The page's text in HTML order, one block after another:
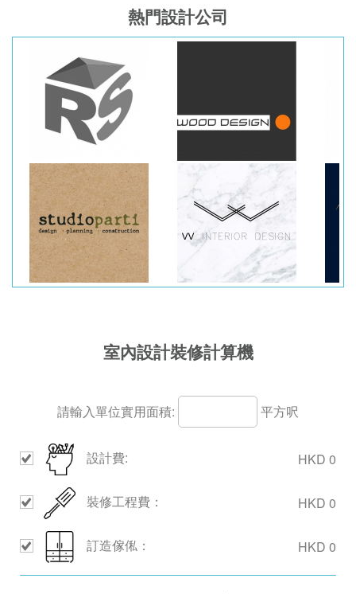
熱門設計公司
室內設計裝修計算機
請輸入單位實用面積: 平方呎
設計費: HKD 0
裝修工程費： HKD 0
訂造傢俬： HKD 0